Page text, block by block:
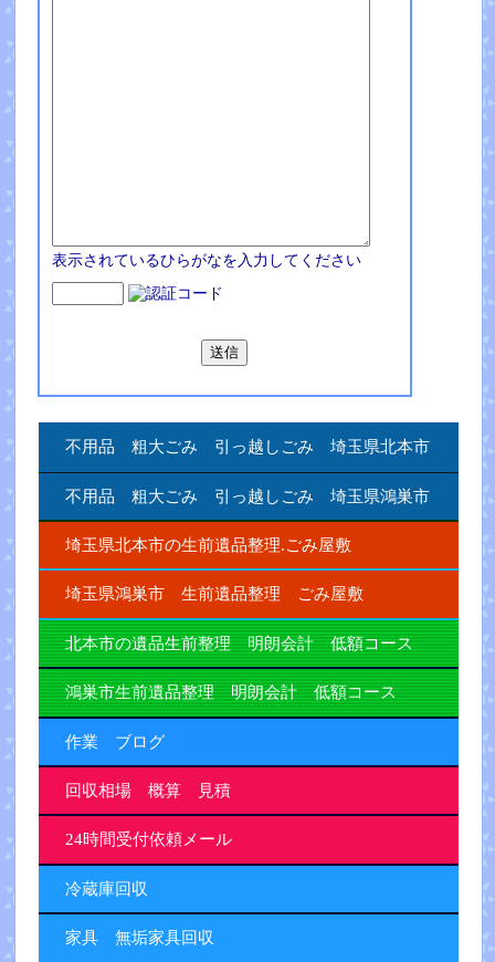
表示されているひらがなを入力してください
不用品 粗大ごみ 引っ越しごみ 埼玉県北本市
不用品 粗大ごみ 引っ越しごみ 埼玉県鴻巣市
埼玉県北本市の生前遺品整理.ごみ屋敷
埼玉県鴻巣市 生前遺品整理 ごみ屋敷
北本市の遺品生前整理 明朗会計 低額コース
鴻巣市生前遺品整理 明朗会計 低額コース
作業 ブログ
回収相場 概算 見積
24時間受付依頼メール
冷蔵庫回収
家具 無垢家具回収